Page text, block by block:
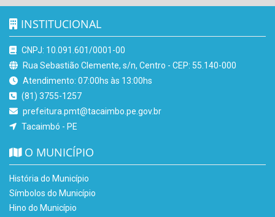
INSTITUCIONAL
CNPJ: 10.091.601/0001-00
Rua Sebastião Clemente, s/n, Centro - CEP: 55.140-000
Atendimento: 07:00hs às 13:00hs
(81) 3755-1257
prefeitura.pmt@tacaimbo.pe.gov.br
Tacaimbó - PE
O MUNICÍPIO
História do Município
Símbolos do Município
Hino do Município